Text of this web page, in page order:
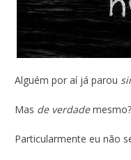
Alguém por aí já parou
Mas de verdademesmo?
Particularmente eu não